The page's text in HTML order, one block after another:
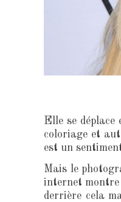
Elle se
coloriage et
est un
Mais le
internet montre
derrière cela